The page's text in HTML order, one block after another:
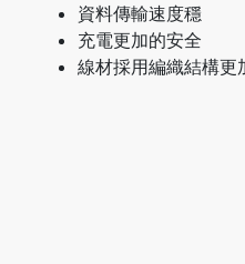
資料傳輸速度穩
充電更加的安全
線材採用編織結構更